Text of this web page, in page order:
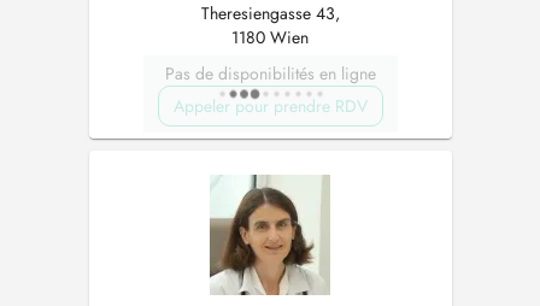
Theresiengasse 43,
1180 Wien
Pas de disponibilités en ligne
Appeler pour prendre RDV